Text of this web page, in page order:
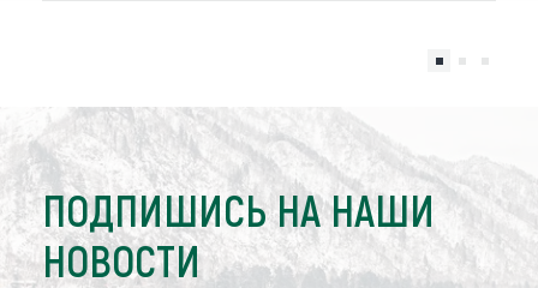
ПОДПИШИСЬ НА НАШИ
НОВОСТИ